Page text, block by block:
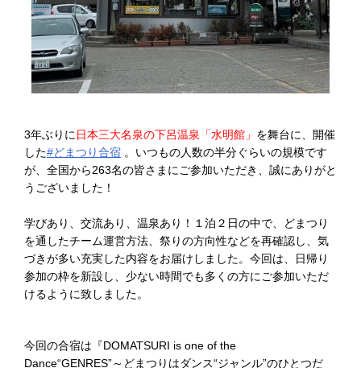
3年ぶりに日本三大名泉の下呂温泉「水明館」 を舞台に、開催
した#どまつり合宿 。いつもの人数の半分ぐらいの規模です
が、全国から263名の皆さまにご参加いただき、誠にありがと
うございました！
学びあり、交流あり、温泉あり！１泊２日の中で、どまつり
を通したチーム運営方法、祭りの方向性などを再確認し、気
づきが多い充実した内容をお届けしました。今回は、日帰り
参加の枠を新設し、少ない時間でも多くの方にご参加いただ
けるように致しました。
今回の合宿は『DOMATSURI is one of the
Dance“GENRES”～どまつりはダンス“ジャンル”のひとつだ